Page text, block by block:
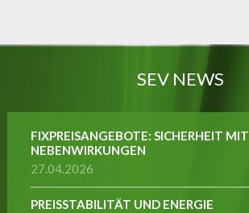
SEV NEWS
FIXPREISANGEBOTE: SICHERHEIT MIT
NEBENWIRKUNGEN
27.04.2026
PREISSTABILITÄT UND ENERGIE